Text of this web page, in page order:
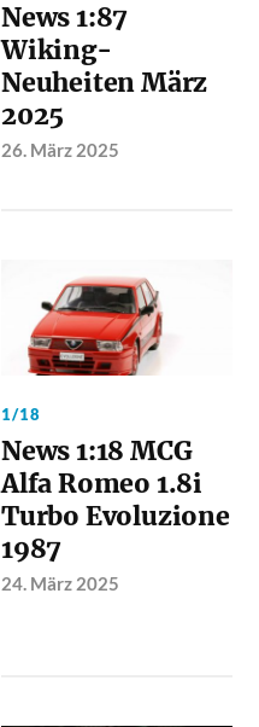
News 1:87
Wiking-
Neuheiten März
2025
26. März 2025
1/18
News 1:18 MCG
Alfa Romeo 1.8i
Turbo Evoluzione
1987
24. März 2025